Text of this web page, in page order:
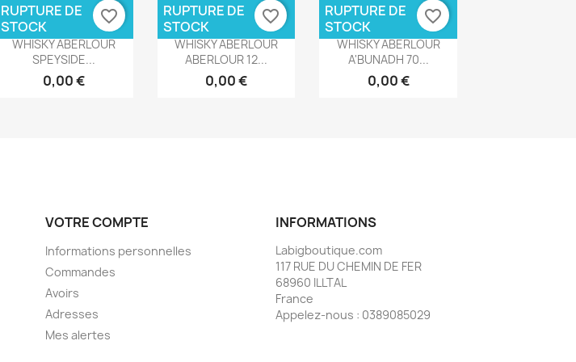
Aperçu rapide
WHISKY ABERLOUR
SPEYSIDE...
0,00 €
RUPTURE DE
STOCK
favorite_border
Aperçu rapide
WHISKY ABERLOUR
ABERLOUR 12...
0,00 €
RUPTURE DE
STOCK
favorite_border
Aperçu rapide
WHISKY ABERLOUR
A'BUNADH 70...
0,00 €
RUPTURE DE
STOCK
favorite_border
VOTRE COMPTE
Informations personnelles
Commandes
Avoirs
Adresses
Mes alertes
INFORMATIONS
Labigboutique.com
117 RUE DU CHEMIN DE FER
68960 ILLTAL
France
Appelez-nous : 0389085029